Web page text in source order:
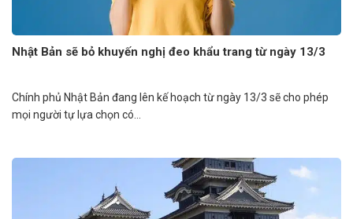
Nhật Bản sẽ bỏ khuyến nghị đeo khẩu trang từ ngày 13/3
Chính phủ Nhật Bản đang lên kế hoạch từ ngày 13/3 sẽ cho phép
mọi người tự lựa chọn có...